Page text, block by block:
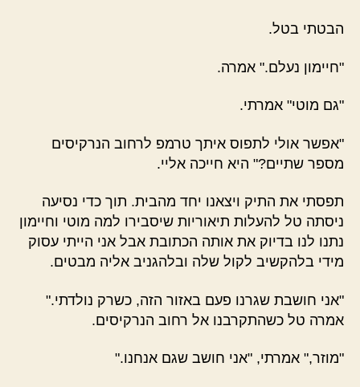
הבטתי בטל.
"חיימון נעלם." אמרה.
"גם מוטי" אמרתי.
"אפשר אולי לתפוס איתך טרמפ לרחוב הנרקיסים
מספר שתיים?" היא חייכה אליי.
תפסתי את התיק ויצאנו יחד מהבית. תוך כדי נסיעה
ניסתה טל להעלות תיאוריות שיסבירו למה מוטי וחיימון
נתנו לנו בדיוק את אותה הכתובת אבל אני הייתי עסוק
מידי בלהקשיב לקול שלה ובלהגניב אליה מבטים.
"אני חושבת שגרנו פעם באזור הזה, כשרק נולדתי."
אמרה טל כשהתקרבנו אל רחוב הנרקיסים.
"מוזר," אמרתי, "אני חושב שגם אנחנו."